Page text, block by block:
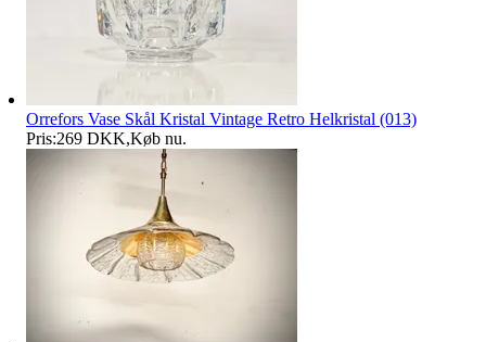
Orrefors Vase Skål Kristal Vintage Retro Helkristal (013)
Pris:269 DKK,Køb nu.